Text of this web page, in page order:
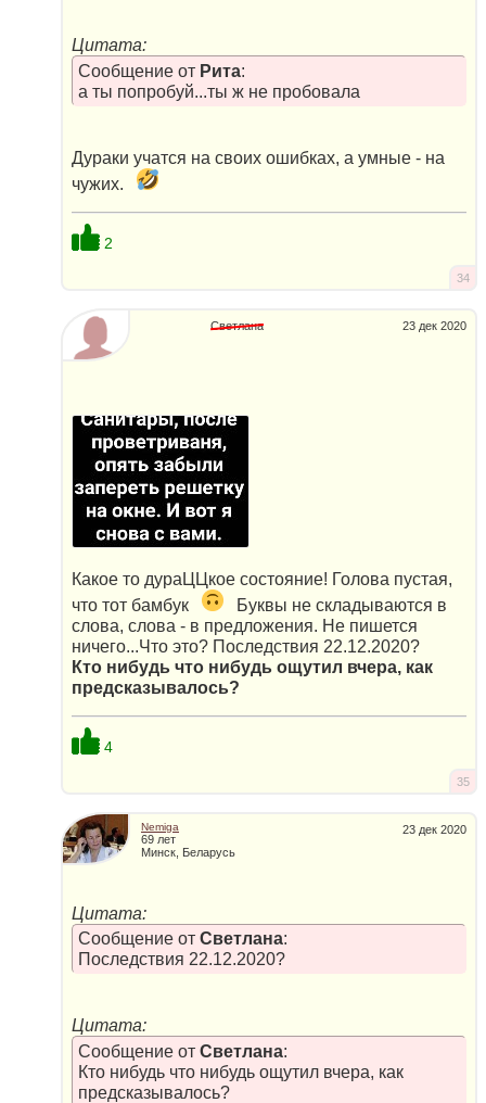
Цитата:
Сообщение от Рита:
а ты попробуй...ты ж не пробовала
Дураки учатся на своих ошибках, а умные - на
чужих.
2
34
23 дек 2020
Светлана
Какое то дураЦЦкое состояние! Голова пустая,
что тот бамбук
Буквы не складываются в
слова, слова - в предложения. Не пишется
ничего...Что это? Последствия 22.12.2020?
Кто нибудь что нибудь ощутил вчера, как
предсказывалось?
4
35
23 дек 2020
Nemiga
69 лет
Минск, Беларусь
Цитата:
Сообщение от Светлана:
Последствия 22.12.2020?
Цитата:
Сообщение от Светлана:
Кто нибудь что нибудь ощутил вчера, как
предсказывалось?